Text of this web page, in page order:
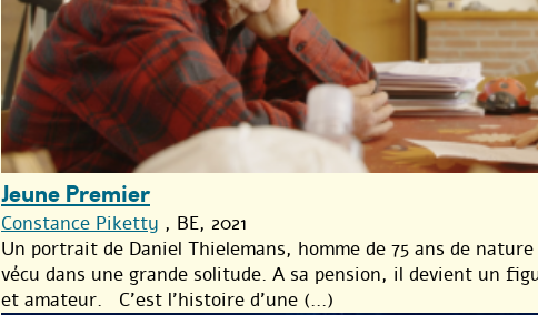
Jeune Premier
Constance Piketty , BE, 2021
Un portrait de Daniel Thielemans, homme de 75 ans de
vécu dans une grande solitude. A sa pension, il devient un
et amateur. C’est l’histoire d’une (...)